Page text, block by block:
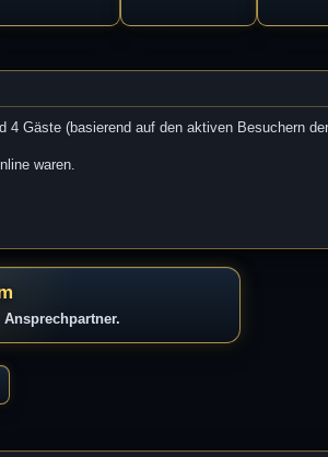
g
4 Gäste (basierend auf den aktiven Besuchern der
waren.
Ansprechpartner.